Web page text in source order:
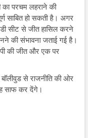
का परचम लहराने की
साबित हो सकती है। अगर
सीट से जीत हासिल करने
की संभावना जताई गई है।
की जीत और एक पर
से राजनीति की ओर
साफ कर देंगे।